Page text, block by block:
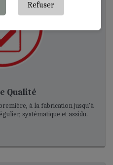
Qualité
à la fabrication jusqu'à
systématique et assidu.
Refuser